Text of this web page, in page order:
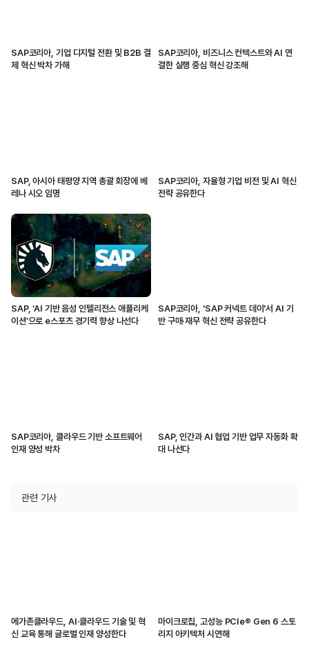
SAP코리아, 기업 디지털 전환 및 B2B 결
제 혁신 박차 가해
SAP코리아, 비즈니스 컨텍스트와 AI 연
결한 실행 중심 혁신 강조해
SAP, 아시아 태평양 지역 총괄 회장에 베
레나 시오 임명
SAP코리아, 자율형 기업 비전 및 AI 혁신
전략 공유한다
SAP, ‘AI 기반 음성 인텔리전스 애플리케
이션’으로 e스포츠 경기력 향상 나선다
SAP코리아, 'SAP 커넥트 데이'서 AI 기
반 구매·재무 혁신 전략 공유한다
SAP코리아, 클라우드 기반 소프트웨어
인재 양성 박차
SAP, 인간과 AI 협업 기반 업무 자동화 확
대 나선다
관련 기사
메가존클라우드, AI·클라우드 기술 및 혁
신 교육 통해 글로벌 인재 양성한다
마이크로칩, 고성능 PCIe® Gen 6 스토
리지 아키텍처 시연해